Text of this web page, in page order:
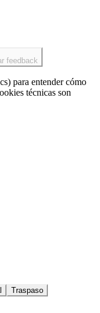
feedback
para entender cómo
técnicas son
Traspaso